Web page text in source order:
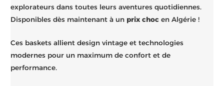
explorateurs dans toutes leurs aventures quotidiennes.
Disponibles dès maintenant à un prix choc en Algérie !
Ces baskets allient design vintage et technologies
modernes pour un maximum de confort et de
performance.